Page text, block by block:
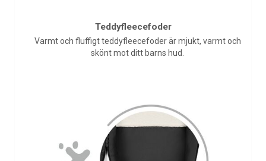
Teddyfleecefoder
Varmt och fluffigt teddyfleecefoder är mjukt, varmt och
skönt mot ditt barns hud.